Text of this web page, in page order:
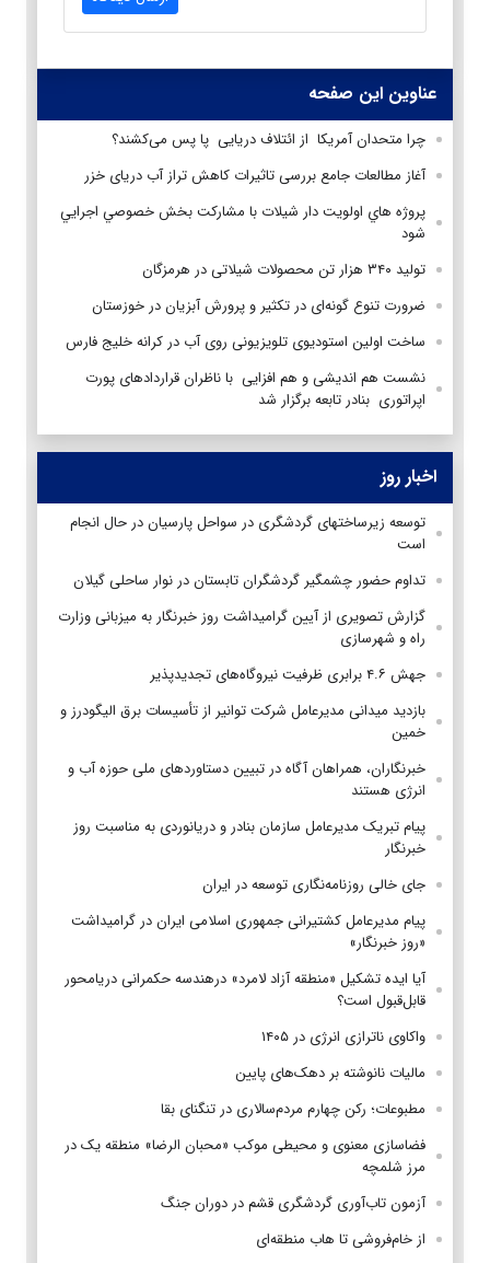
عناوین این صفحه
چرا متحدان آمریکا از ائتلاف دریایی پا پس می‌کشند؟
آغاز مطالعات جامع بررسی تاثیرات کاهش تراز آب دریای خزر
پروژه هاي اولويت دار شيلات با مشاركت بخش خصوصي اجرايي
شود
تولید ۳۴۰ هزار تن محصولات شیلاتی در هرمزگان
ضرورت تنوع گونه‌ای در تکثیر و پرورش آبزیان در خوزستان
ساخت اولین استودیوی تلویزیونی روی آب در کرانه خلیج فارس
نشست هم اندیشی و هم افزایی با ناظران قراردادهای پورت
اپراتوری بنادر تابعه برگزار شد
اخبار روز
توسعه زیرساختهای گردشگری در سواحل پارسیان در حال انجام
است
تداوم حضور چشمگیر گردشگران تابستان در نوار ساحلی گیلان
گزارش تصویری از آیین گرامیداشت روز خبرنگار به میزبانی وزارت
راه و شهرسازی
جهش ۴.۶ برابری ظرفیت نیروگاه‌های تجدیدپذیر
بازدید میدانی مدیرعامل شرکت توانیر از تأسیسات برق الیگودرز و
خمین
خبرنگاران، همراهان آگاه در تبیین دستاوردهای ملی حوزه آب و
انرژی هستند
پیام تبریک مدیرعامل سازمان بنادر و دریانوردی به مناسبت روز
خبرنگار
جای خالی روزنامه‌نگاری توسعه در ایران
پیام مدیرعامل کشتیرانی جمهوری اسلامی ایران در گرامیداشت
«روز خبرنگار»
آیا ایده تشکیل «منطقه آزاد لامرد» درهندسه حکمرانی دریامحور
قابل‌قبول است؟
واکاوی ناترازی انرژی در ۱۴۰۵
مالیات نانوشته بر دهک‌های پایین
مطبوعات؛ رکن چهارم مردم‌سالاری در تنگنای بقا
فضاسازی معنوی و محیطی موکب «محبان الرضا» منطقه یک در
مرز شلمچه
آزمون تاب‌آوری گردشگری قشم در دوران جنگ
از خام‌فروشی تا هاب منطقه‌ای